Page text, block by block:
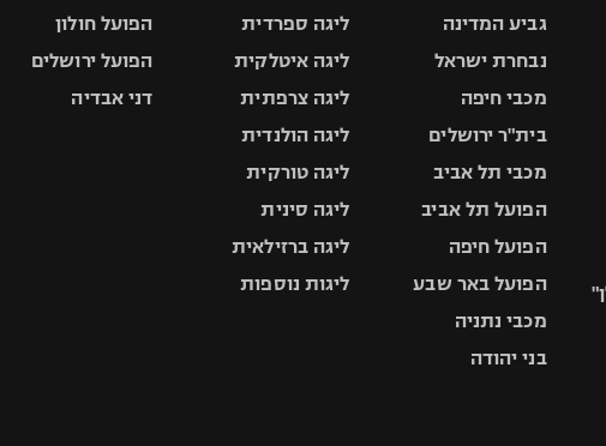
גביע המדינה
נבחרת ישראל
מכבי חיפה
בית"ר ירושלים
מכבי תל אביב
הפועל תל אביב
הפועל חיפה
הפועל באר שבע
מכבי נתניה
בני יהודה
ליגה ספרדית
ליגה איטלקית
ליגה צרפתית
ליגה הולנדית
ליגה טורקית
ליגה סינית
ליגה ברזילאית
ליגות נוספות
הפועל חולון
הפועל ירושלים
דני אבדיה